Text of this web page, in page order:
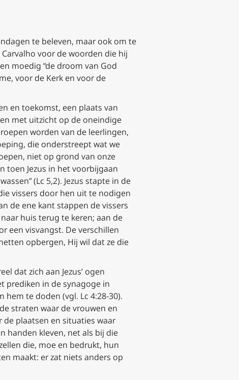
te beleven, maar ook om te
voor de woorden die hij
moedig “de droom van God
voor de Kerk en voor de
en toekomst, een plaats van
met uitzicht op de oneindige
worden van de leerlingen,
die onderstreept wat we
niet op grond van onze
toen Jezus in het voorbijgaan
(Lc 5,2). Jezus stapte in de
vissers door hen uit te nodigen
de ene kantstappen de vissers
huis terug te keren; aan de
een visvangst. De verschillen
opbergen, Hij wil dat ze die
dat zich aan Jezus’ ogen
prediken in de synagoge in
hem te doden (vgl. Lc 4:28-30).
straten waar de vrouwen en
plaatsen en situaties waar
handen kleven, net als bij die
die, moe en bedrukt, hun
maakt: er zat niets anders op